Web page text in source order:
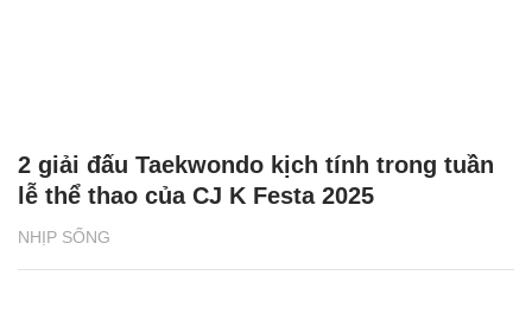
NHỊP SỐNG
2 giải đấu Taekwondo kịch tính trong tuần
lễ thể thao của CJ K Festa 2025